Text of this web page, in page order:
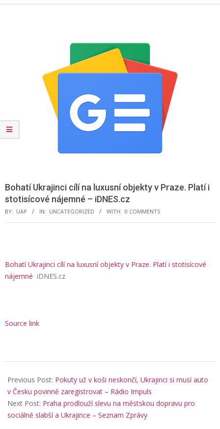
Bohatí Ukrajinci cílí na luxusní objekty v Praze. Platí i
stotisícové nájemné – iDNES.cz
BY: UAP IN: UNCATEGORIZED WITH: 0 COMMENTS
Bohatí Ukrajinci cílí na luxusní objekty v Praze. Platí i stotisícové
nájemné iDNES.cz
Source link
09-
03
Previous Post: Pokuty už v koši neskončí, Ukrajinci si musí auto
v Česku povinně zaregistrovat – Rádio Impuls
Next Post: Praha prodlouží slevu na městskou dopravu pro
sociálně slabší a Ukrajince – Seznam Zprávy